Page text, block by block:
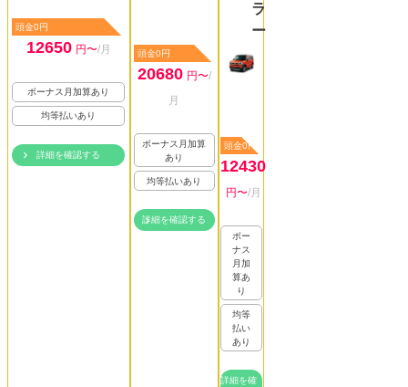
頭金0円
12650 円〜/月
ボーナス月加算あり
均等払いあり
詳細を確認する
頭金0円
20680 円〜/
月
ボーナス月加算
あり
均等払いあり
詳細を確認する
ラ
ー
頭金0円
12430
円〜/月
ボー
ナス
月加
算あ
り
均等
払い
あり
詳細を確